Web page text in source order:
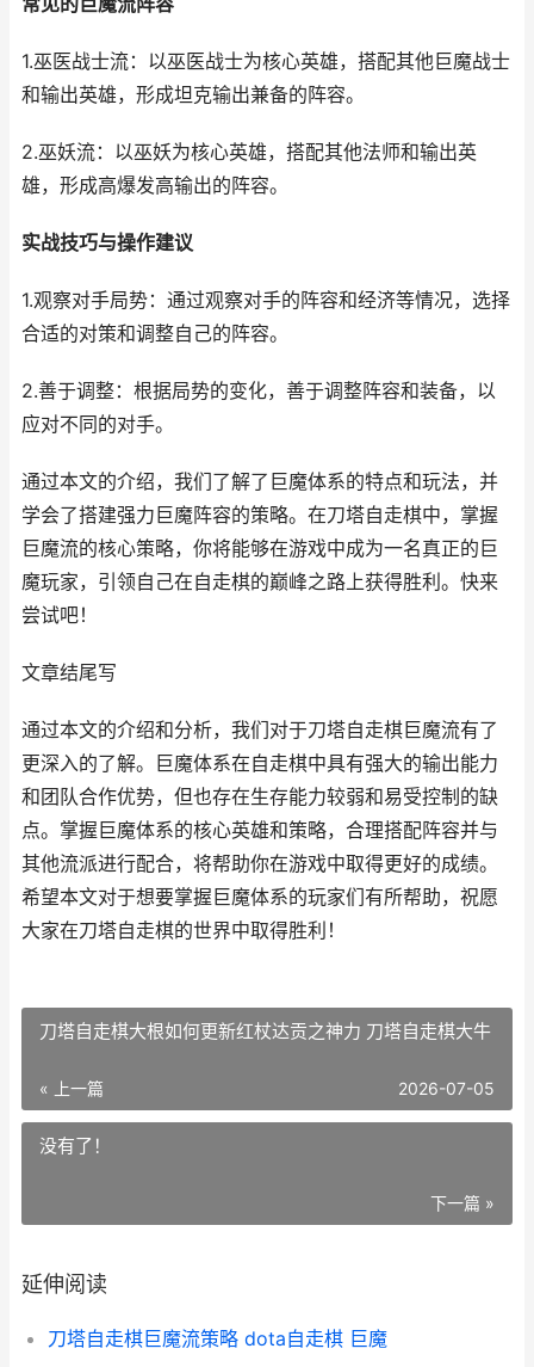
1.巫医战士流：以巫医战士为核心英雄，搭配其他巨魔战士
和输出英雄，形成坦克输出兼备的阵容。
2.巫妖流：以巫妖为核心英雄，搭配其他法师和输出英
雄，形成高爆发高输出的阵容。
实战技巧与操作建议
1.观察对手局势：通过观察对手的阵容和经济等情况，选择
合适的对策和调整自己的阵容。
2.善于调整：根据局势的变化，善于调整阵容和装备，以
应对不同的对手。
通过本文的介绍，我们了解了巨魔体系的特点和玩法，并
学会了搭建强力巨魔阵容的策略。在刀塔自走棋中，掌握
巨魔流的核心策略，你将能够在游戏中成为一名真正的巨
魔玩家，引领自己在自走棋的巅峰之路上获得胜利。快来
尝试吧！
文章结尾写
通过本文的介绍和分析，我们对于刀塔自走棋巨魔流有了
更深入的了解。巨魔体系在自走棋中具有强大的输出能力
和团队合作优势，但也存在生存能力较弱和易受控制的缺
点。掌握巨魔体系的核心英雄和策略，合理搭配阵容并与
其他流派进行配合，将帮助你在游戏中取得更好的成绩。
希望本文对于想要掌握巨魔体系的玩家们有所帮助，祝愿
大家在刀塔自走棋的世界中取得胜利！
刀塔自走棋大根如何更新红杖达贡之神力 刀塔自走棋大牛
« 上一篇 2026-07-05
没有了！
下一篇 »
延伸阅读
刀塔自走棋巨魔流策略 dota自走棋 巨魔